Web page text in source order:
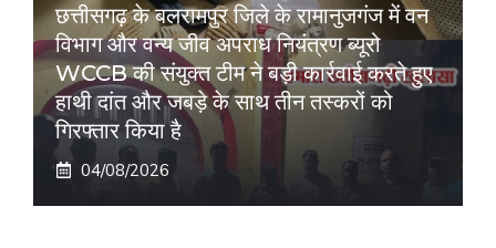
छत्तीसगढ़ के बलरामपुर जिले के रामानुजगंज में वन
विभाग और वन्य जीव अपराध नियंत्रण ब्यूरो
WCCB की संयुक्त टीम ने बड़ी कार्रवाई करते हुए
हाथी दांत और जबड़े के साथ तीन तस्करों को
गिरफ्तार किया है
04/08/2026